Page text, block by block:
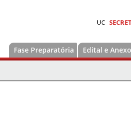
UC
Fase Preparatória Edital e